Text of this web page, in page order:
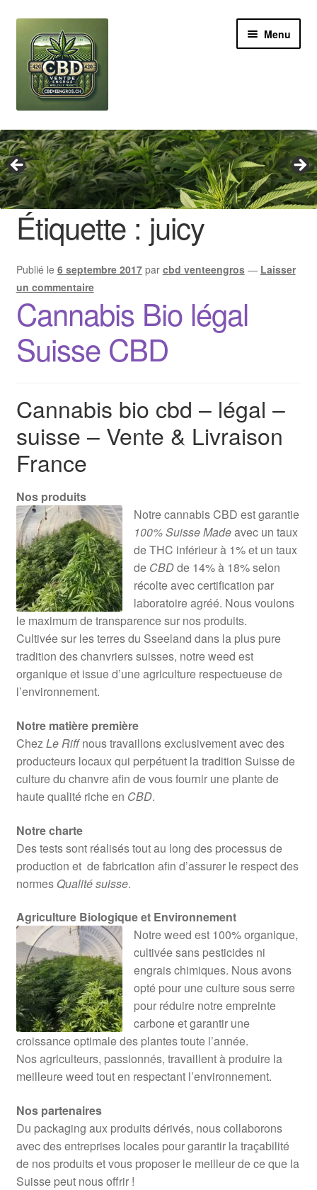
navigation
contenu
Menu
Revendeur
Grossiste Cannabis CBD
Huile de CBD
Boutures de CBD
Contact
Étiquette : juicy
Publié le 6 septembre 2017 par cbd venteengros — Laisser
un commentaire
Cannabis Bio légal
Suisse CBD
Cannabis bio cbd – légal –
suisse – Vente & Livraison
France
Nos produits
Notre cannabis CBD est garantie
100% Suisse Madeavec un taux
de THC inférieur à 1% et un taux
deCBDde 14% à 18% selon
récolte avec certification par
laboratoire agréé. Nous voulons
le maximum de transparence sur nos produits.
Cultivée sur les terres du Sseeland dans la plus pure
tradition des chanvriers suisses, notre weed est
organique et issue d’une agriculture respectueuse de
l’environnement.
Notre matière première
ChezLe Riffnous travaillons exclusivement avec des
producteurs locaux qui perpétuent la tradition Suisse de
culture du chanvre afin de vous fournir une plante de
haute qualité riche en CBD.
Notre charte
Des tests sont réalisés tout au long des processus de
production et de fabrication afin d’assurer le respect des
normes Qualité suisse.
Agriculture Biologique et Environnement
Notre weed est 100% organique,
cultivée sans pesticides ni
engrais chimiques. Nous avons
opté pour une culture sous serre
pour réduire notre empreinte
carbone et garantir une
croissance optimale des plantes toute l’année.
Nos agriculteurs, passionnés, travaillent à produire la
meilleure weed tout en respectant l’environnement.
Nos partenaires
Du packaging aux produits dérivés, nous collaborons
avec des entreprises locales pour garantir la traçabilité
de nos produits et vous proposer le meilleur de ce que la
Suisse peut nous offrir !